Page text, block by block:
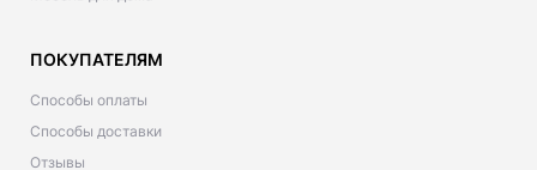
ПОКУПАТЕЛЯМ
Способы оплаты
Способы доставки
Отзывы